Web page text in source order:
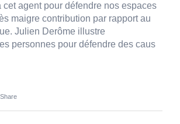
agent pour défendre nos espaces
maigre contribution par rapport au
Julien Derôme illustre
personnes pour défendre des caus
Share